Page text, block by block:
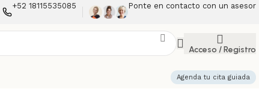
+52 18115535085 Ponte en contacto con un asesor
Acceso / Registro
Agenda tu cita guiada